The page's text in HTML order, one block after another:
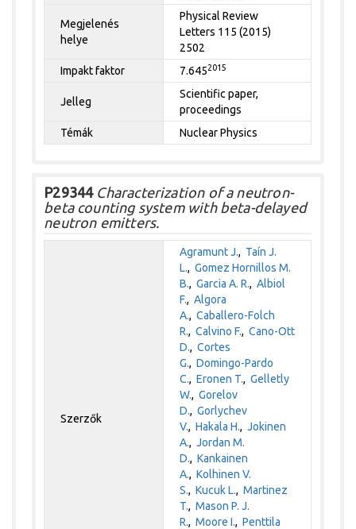
Megjelenés
helye
Physical Review
Letters 115 (2015)
2502
Impakt faktor
7.6452015
Jelleg
Scientific paper,
proceedings
Témák
Nuclear Physics
P29344Characterization of a neutron-
beta counting system with beta-delayed
neutron emitters.
Szerzők
Agramunt J., Taín J.
L.,Gomez Hornillos M.
B.,Garcia A. R.,Albiol
F.,Algora
A.,Caballero-Folch
R.,Calvino F.,Cano-Ott
D.,Cortes
G.,Domingo-Pardo
C.,Eronen T.,Gelletly
W.,Gorelov
D.,Gorlychev
V.,Hakala H.,Jokinen
A.,Jordan M.
D.,Kankainen
A.,Kolhinen V.
S.,Kucuk L.,Martinez
T.,Mason P. J.
R.,Moore I.,Penttila